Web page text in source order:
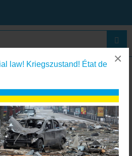
law! Kriegszustand! État de
×
веревки
(веревочный 1мкм)